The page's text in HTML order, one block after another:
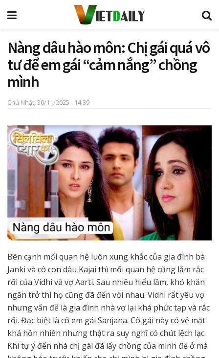
Nàng dâu hào môn: Chị gái quá vô
tư để em gái “cảm nắng” chồng
mình
Chủ Nhật, 30/11/2025 - 14:39
Bên cạnh mối quan hệ luôn xung khắc của gia đình bà
Janki và cô con dâu Kajai thì mối quan hệ cũng lắm rắc
rối của Vidhi và vợ Aarti. Sau nhiều hiểu lầm, khó khăn
ngăn trở thì họ cũng đã đến với nhau. Vidhi rất yêu vợ
nhưng vấn đề là gia đình nhà vợ lại khá phức tạp và rắc
rối. Đặc biệt là cô em gái Sanjana. Cô gái này có vẻ mặt
khá hồn nhiên nhưng thật ra suy nghĩ có chút lệch lạc.
Khi tự ý đến nhà chị gái đã lấy chồng của mình để ở mà